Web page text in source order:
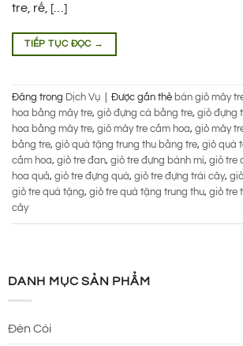
tre, rế, […]
TIẾP TỤC ĐỌC →
Đăng trong Dịch Vụ Được gắn thẻ bán giỏ mây
hoa bằng mây tre, giỏ đựng cá bằng tre, giỏ đựng
hoa bằng mây tre, giỏ mây tre cắm hoa, giỏ mây
bằng tre, giỏ quà tặng trung thu bằng tre, giỏ quà
cắm hoa, giỏ tre đan, giỏ tre đựng bánh mì, giỏ tre
hoa quả, giỏ tre đựng quà, giỏ tre đựng trái cây,
giỏ tre quà tặng, giỏ tre quà tặng trung thu, giỏ tre
cây
DANH MỤC SẢN PHẨM
Đèn Cói